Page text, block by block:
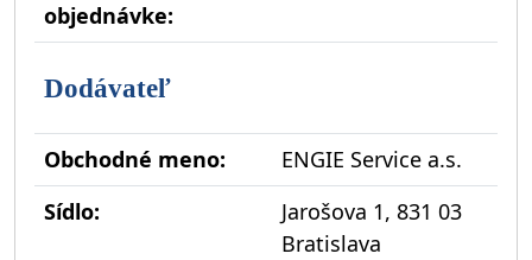
objednávke:
Dodávateľ
Obchodné meno:
ENGIE Service a.s.
Sídlo:
Jarošova 1, 831 03
Bratislava